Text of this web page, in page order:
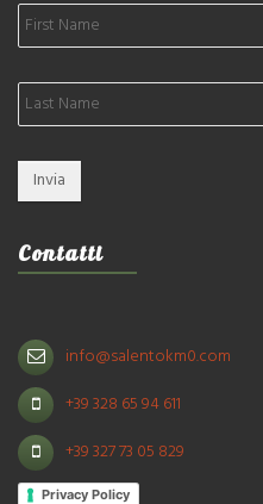
Contatti
info@salentokm0.com
+39 328 65 94 611
+39 327 73 05 829
Privacy Policy